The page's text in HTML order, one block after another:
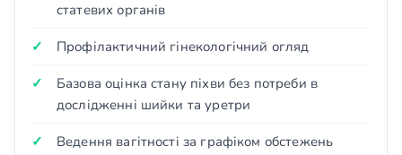
статевих органів
Профілактичний гінекологічний огляд
Базова оцінка стану піхви без потреби в
дослідженні шийки та уретри
Ведення вагітності за графіком обстежень